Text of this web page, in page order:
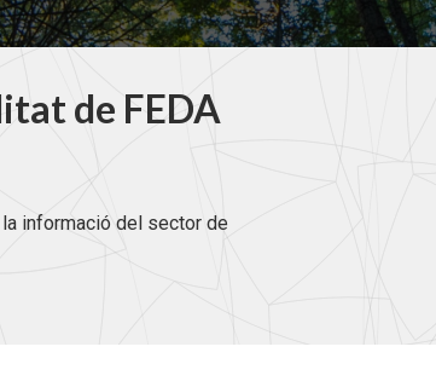
de FEDA
informació del sector de